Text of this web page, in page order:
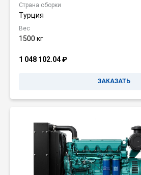
Страна сборки
Турция
Вес
1500 кг
1 048 102.04₽
ЗАКАЗАТЬ